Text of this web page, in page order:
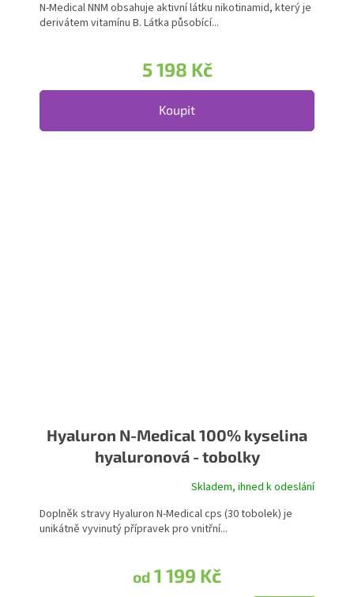
5 198 Kč
Koupit
N-Medical NNM obsahuje aktivní látku nikotinamid, který je
derivátem vitamínu B. Látka působící...
Hyaluron N-Medical 100% kyselina
hyaluronová - tobolky
Skladem, ihned k odeslání
od 1 199 Kč
Doplněk stravy Hyaluron N-Medical cps (30 tobolek) je
unikátně vyvinutý přípravek pro vnitřní...